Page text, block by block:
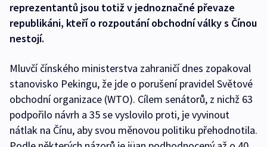
reprezentantů jsou totiž v jednoznačné převaze
republikáni, kteří o rozpoutání obchodní války s Čínou
nestojí.
Mluvčí čínského ministerstva zahraničí dnes zopakoval
stanovisko Pekingu, že jde o porušení pravidel Světové
obchodní organizace (WTO). Cílem senátorů, z nichž 63
podpořilo návrh a 35 se vyslovilo proti, je vyvinout
nátlak na Čínu, aby svou měnovou politiku přehodnotila.